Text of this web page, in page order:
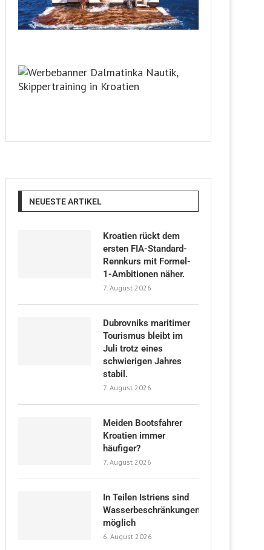
NEUESTE ARTIKEL
Kroatien rückt dem
ersten FIA-Standard-
Rennkurs mit Formel-
1-Ambitionen näher.
7. August 2026
Dubrovniks maritimer
Tourismus bleibt im
Juli trotz eines
schwierigen Jahres
stabil.
7. August 2026
Meiden Bootsfahrer
Kroatien immer
häufiger?
7. August 2026
In Teilen Istriens sind
Wasserbeschränkungen
möglich
6. August 2026